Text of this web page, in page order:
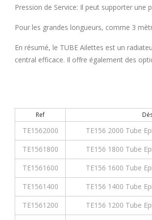
Pression de Service: Il peut supporter une
Pour les grandes longueurs, comme 3
En résumé, le TUBE Ailettes est un
central efficace. Il offre également des
Ref
TE1562000
TE156 2000 Tube
TE1561800
TE156 1800 Tube
TE1561600
TE156 1600 Tube
TE1561400
TE156 1400 Tube
TE1561200
TE156 1200 Tube